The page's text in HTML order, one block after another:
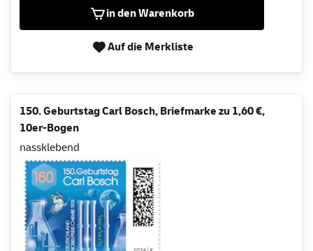
in den Warenkorb
Auf die Merkliste
150. Geburtstag Carl Bosch, Briefmarke zu 1,60 €,
10er-Bogen
nassklebend